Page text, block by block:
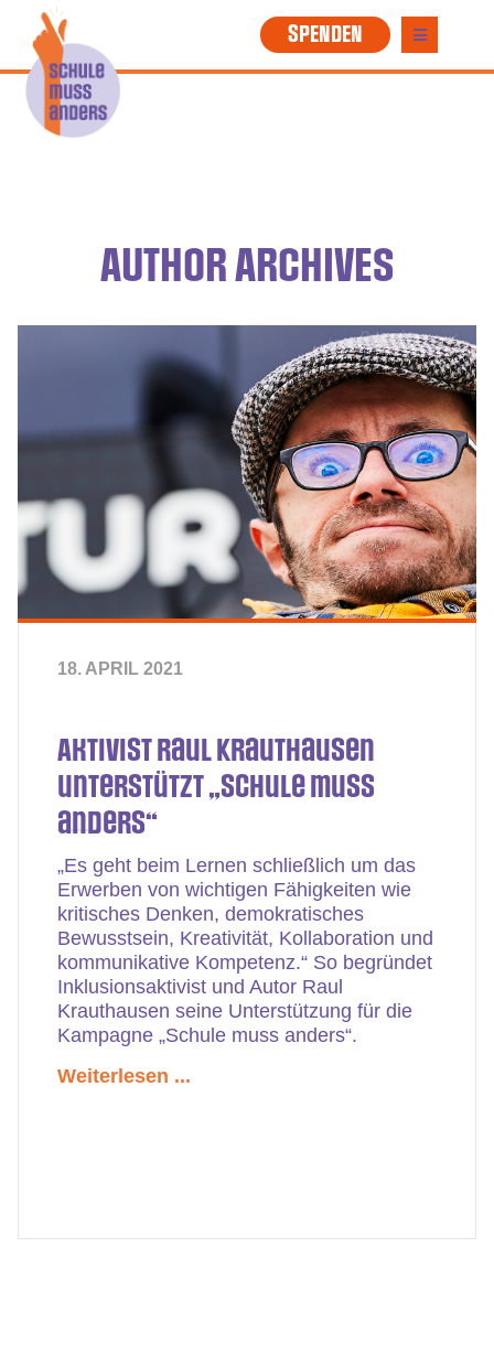
SPENDEN
AUTHOR ARCHIVES
18. APRIL 2021
Aktivist Raul Krauthausen
unterstützt „Schule muss
anders“
„Es geht beim Lernen schließlich um das
Erwerben von wichtigen Fähigkeiten wie
kritisches Denken, demokratisches
Bewusstsein, Kreativität, Kollaboration und
kommunikative Kompetenz.“ So begründet
Inklusionsaktivist und Autor Raul
Krauthausen seine Unterstützung für die
Kampagne „Schule muss anders“.
Weiterlesen ...